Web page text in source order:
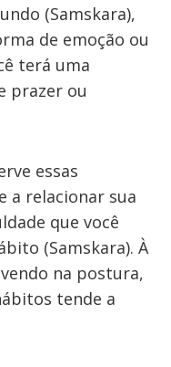
(Samskara),
de emoção ou
terá uma
prazer ou
essas
a relacionar sua
que você
(Samskara). À
na postura,
tende a